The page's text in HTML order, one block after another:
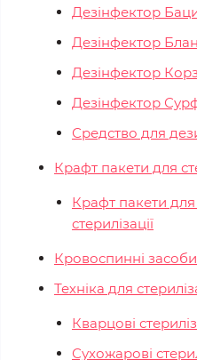
Дезінфектор
Дезінфектор
Дезінфектор
Дезінфектор
Средство для
Крафт пакети для
Крафт пакети для
стерилізації
Кровоспинні засоби
Техніка для
Кварцові
Сухожарові